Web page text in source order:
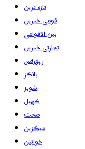
تازہ ترین
قومی خبریں
بین الاقوامی
تجارتی خبریں
رپورٹس
بلاگز
شوبز
کھیل
صحت
میگزین
خواتین